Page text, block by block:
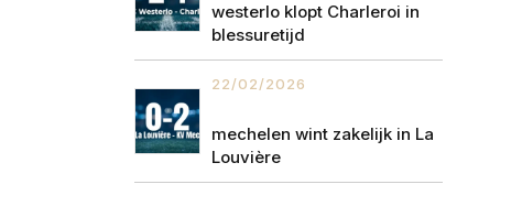
westerlo klopt Charleroi in
blessuretijd
22/02/2026
mechelen wint zakelijk in La
Louvière